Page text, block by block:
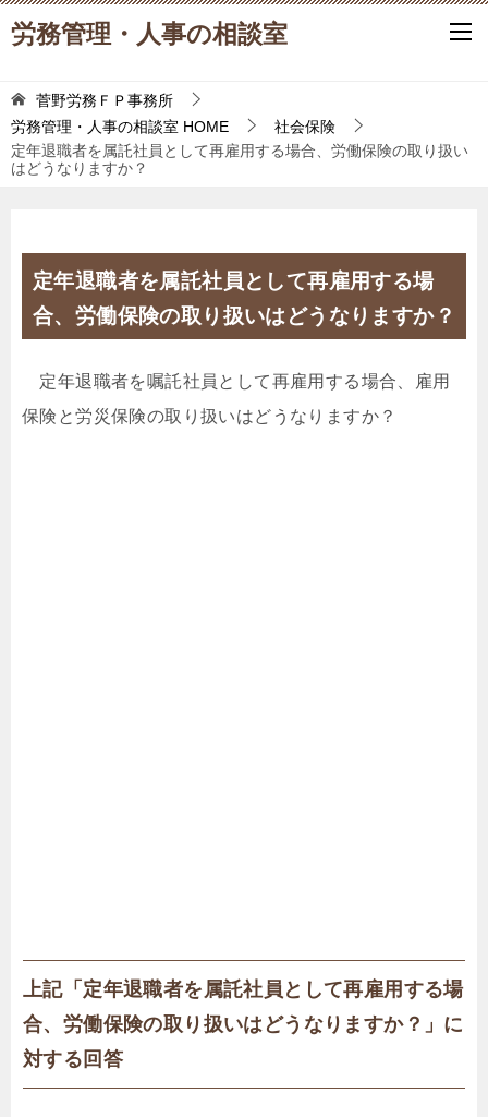
労務管理・人事の相談室
菅野労務ＦＰ事務所
労務管理・人事の相談室 HOME
社会保険
定年退職者を属託社員として再雇用する場合、労働保険の取り扱い
はどうなりますか？
定年退職者を属託社員として再雇用する場
合、労働保険の取り扱いはどうなりますか？
定年退職者を嘱託社員として再雇用する場合、雇用
保険と労災保険の取り扱いはどうなりますか？
上記「定年退職者を属託社員として再雇用する場
合、労働保険の取り扱いはどうなりますか？」に
対する回答